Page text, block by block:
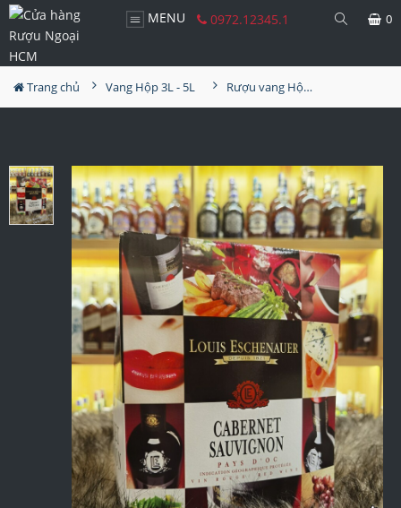
MENU 0972.12345.1 0
Trang chủ Vang Hộp 3L - 5L Rượu vang Hộp Louis Eschenaner 5L